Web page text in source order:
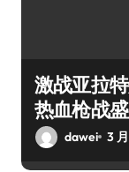
激战亚拉
热血枪战
dawei 3